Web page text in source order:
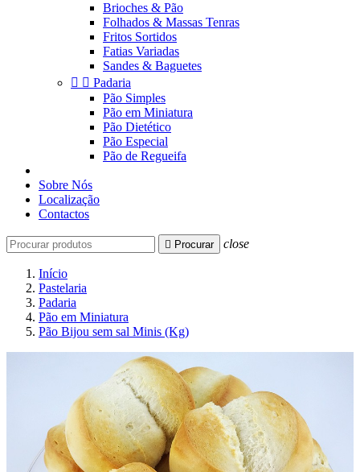
Brioches & Pão
Folhados & Massas Tenras
Fritos Sortidos
Fatias Variadas
Sandes & Baguetes
  Padaria
Pão Simples
Pão em Miniatura
Pão Dietético
Pão Especial
Pão de Regueifa
Sobre Nós
Localização
Contactos
 Procurar close
Início
Pastelaria
Padaria
Pão em Miniatura
Pão Bijou sem sal Minis (Kg)